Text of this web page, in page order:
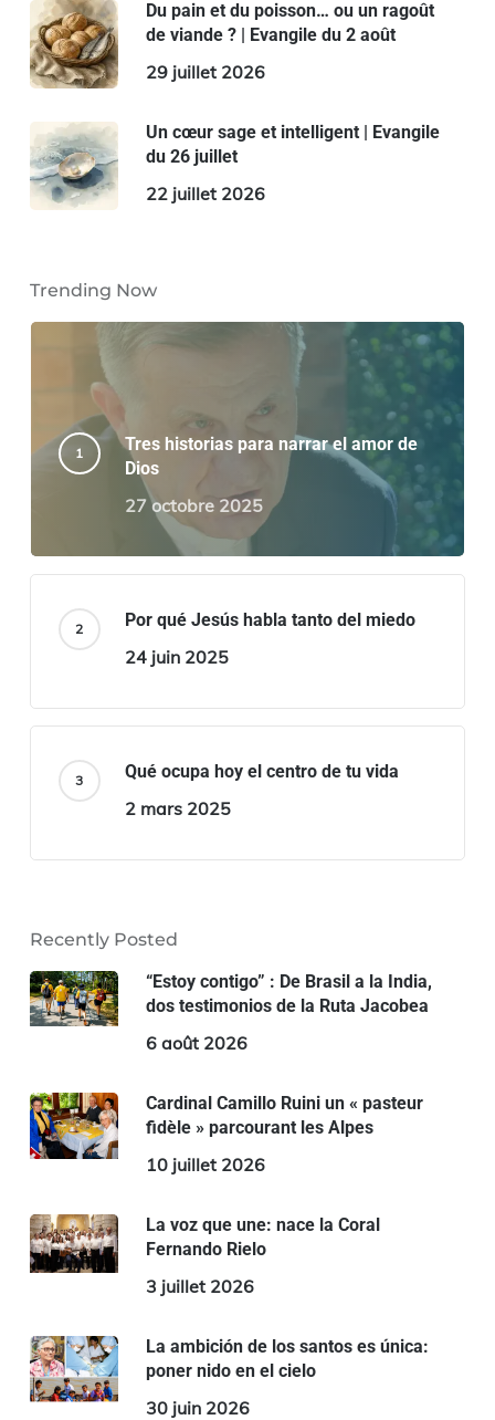
Du pain et du poisson… ou un ragoût
de viande ? | Evangile du 2 août
29 juillet 2026
Un cœur sage et intelligent | Evangile
du 26 juillet
22 juillet 2026
Trending Now
Tres historias para narrar el amor de
Dios
27 octobre 2025
Por qué Jesús habla tanto del miedo
24 juin 2025
Qué ocupa hoy el centro de tu vida
2 mars 2025
Recently Posted
“Estoy contigo” : De Brasil a la India,
dos testimonios de la Ruta Jacobea
6 août 2026
Cardinal Camillo Ruini un « pasteur
fidèle » parcourant les Alpes
10 juillet 2026
La voz que une: nace la Coral
Fernando Rielo
3 juillet 2026
La ambición de los santos es única:
poner nido en el cielo
30 juin 2026